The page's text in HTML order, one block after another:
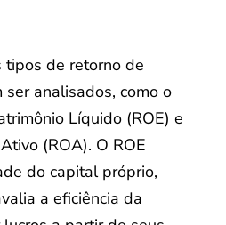
tipos de retorno de
analisados, como o
Líquido (ROE) e
(ROA). O ROE
do capital próprio,
a eficiência da